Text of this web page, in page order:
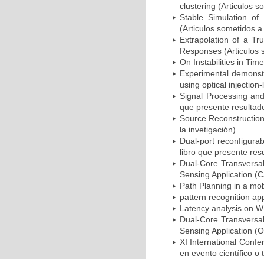
clustering (Articulos
Stable Simulation of
(Articulos sometidos
Extrapolation of a
Responses (Articulos
On Instabilities in
Experimental
using optical
Signal Processing
que presente
Source
la invetigación)
Dual-port
libro que presente
Dual-Core
Sensing Application
Path Planning in a
pattern recognition
Latency analysis on
Dual-Core
Sensing Application
XI International
en evento científico o